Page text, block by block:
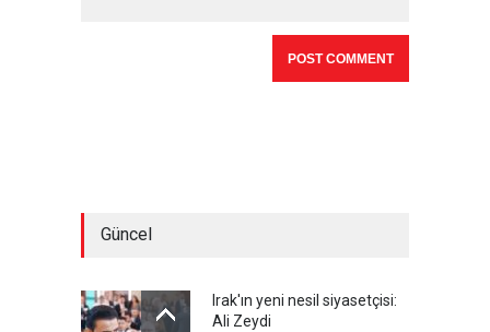
Güncel
Irak'ın yeni nesil siyasetçisi:
Ali Zeydi